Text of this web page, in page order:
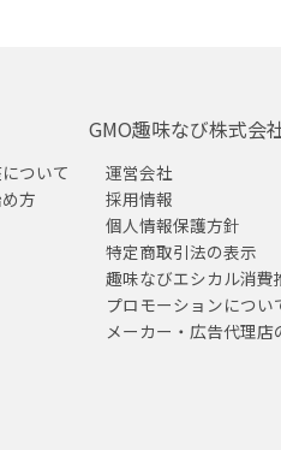
ついて
方
GMO趣味なび株式会
運営会社
採用情報
個人情報保護方針
特定商取引法の表示
趣味なびエシカル消費
プロモーションについ
メーカー・広告代理